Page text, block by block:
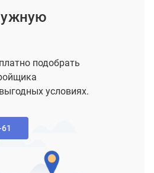
подобрать
условиях.